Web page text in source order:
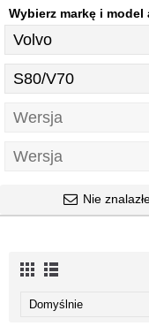
Wybierz markę i model
Nie